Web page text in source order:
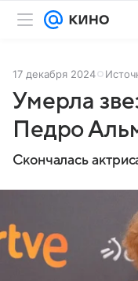
17 декабря 2024
Умерла
Педро
Скончалась